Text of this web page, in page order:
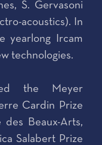
S. Gervasoni
acoustics). In
yearlong Ircam
technologies.
the Meyer
Cardin Prize
Beaux-Arts,
Salabert Prize